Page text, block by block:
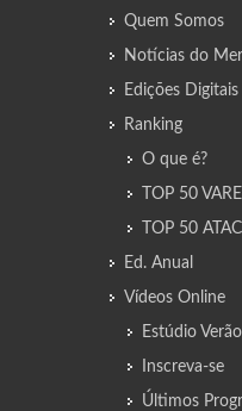
Quem Somos
Notícias do
Edições Digitais
Ranking
O que é?
TOP 50
TOP 50
Ed. Anual
Vídeos Online
Estúdio
Inscreva-se
Últimos